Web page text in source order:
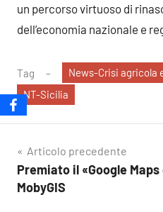
un percorso virtuoso di
dell’economia nazionale e
Tag News-Crisi agricola
NT-Sicilia
Navigazione
articoli
Articolo precedente
Premiato il «Google
MobyGIS